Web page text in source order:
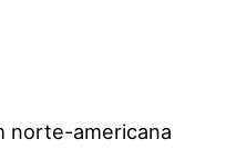
norte-americana